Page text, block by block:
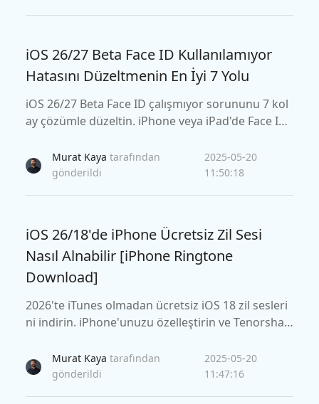
iOS 26/27 Beta Face ID Kullanılamıyor
Hatasını Düzeltmenin En İyi 7 Yolu
iOS 26/27 Beta Face ID çalışmıyor sorununu 7 kol
ay çözümle düzeltin. iPhone veya iPad'de Face I
vuzumuzu izleyin.
Murat Kaya tarafından
gönderildi
2025-05-20
11:50:18
iOS 26/18'de iPhone Ücretsiz Zil Sesi
Nasıl Alnabilir [iPhone Ringtone
Download]
2026'te iTunes olmadan ücretsiz iOS 18 zil sesleri
ni indirin. iPhone'unuzu özelleştirin ve Tenorshar
Murat Kaya tarafından
gönderildi
2025-05-20
11:47:16